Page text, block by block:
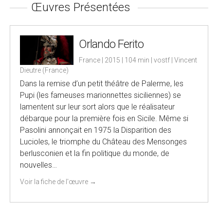
Œuvres Présentées
Orlando Ferito
France | 2015 | 104 min | vostf | Vincent
Dieutre (France)
Dans la remise d’un petit théâtre de Palerme, les
Pupi (les fameuses marionnettes siciliennes) se
lamentent sur leur sort alors que le réalisateur
débarque pour la première fois en Sicile. Même si
Pasolini annonçait en 1975 la Disparition des
Lucioles, le triomphe du Château des Mensonges
berlusconien et la fin politique du monde, de
nouvelles…
Voir la fiche de l'œuvre →